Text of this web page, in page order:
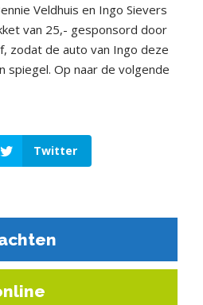
Veldhuis en Ingo Sievers
van 25,- gesponsord door
zodat de auto van Ingo deze
spiegel. Op naar de volgende
Twitter